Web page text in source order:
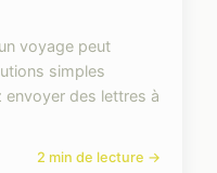
voyage peut
simples
envoyer des lettres à
2 min de lecture →